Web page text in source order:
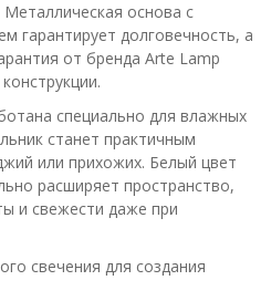
Металлическая основа с
гарантирует долговечность, а
от бренда Arte Lamp
специально для влажных
станет практичным
или прихожих. Белый цвет
расширяет пространство,
и свежести даже при
свечения для создания